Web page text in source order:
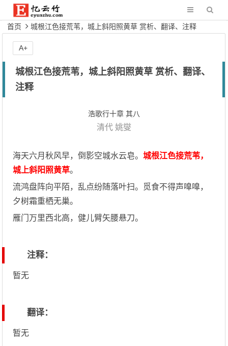
首页 城根江色接荒苇，城上斜阳照黄草 赏析、翻译、注释
城根江色接荒苇，城上斜阳照黄草 赏析、翻译、
注释
浩歌行十章 其八
清代 姚燮
海天六月秋风早，倒影空城水云皂。城根江色接荒苇，
城上斜阳照黄草。
流鸿盘阵向平陌，乱点纷随落叶扫。觅食不得声嘷嘷，
夕树霜重栖无巢。
雁门万里西北高，健儿臂矢腰悬刀。
注释：
暂无
翻译：
暂无
A+